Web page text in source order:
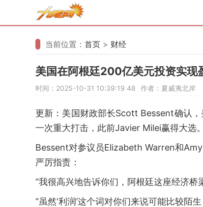
当前位置： 首页 > 财经
美国在阿根廷200亿美元投资实现
时间：2025-10-31 10:39:19 48 作者：夏威夷北岸
更新：美国财政部长Scott Bessent确认
一次重大打击，此前Javier Milei赢得大选。
Bessent对参议员Elizabeth Warren和
严厉指责：
“我很高兴地告诉你们，阿根廷这座经济桥
“虽然‘利润’这个词对你们来说可能比较